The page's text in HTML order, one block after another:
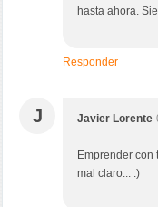
hasta ahora.
Responder
J Javier Lorente
Emprender
mal claro... :)